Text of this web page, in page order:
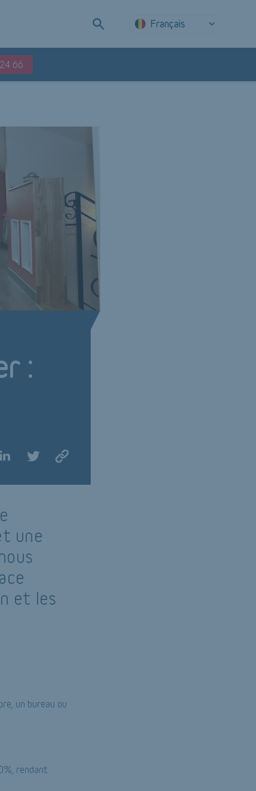
Français
66
:
une
et les
un bureau ou
rendant